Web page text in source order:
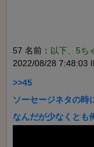
57 名前： 以下、5ち
2022/08/28 7:48:03
>>45
ソーセージネタの時